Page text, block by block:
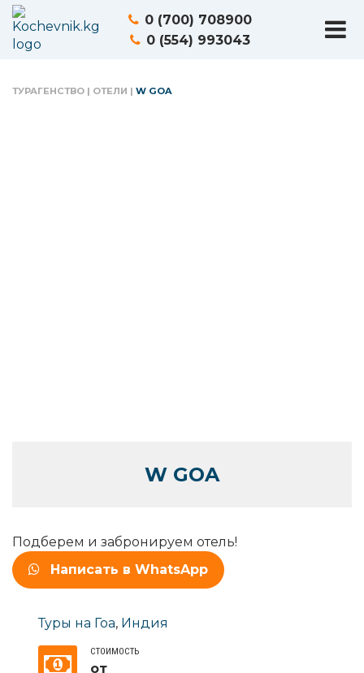
0 (700) 708900
0 (554) 993043
ТУРАГЕНСТВО | ОТЕЛИ | W GOA
W GOA
Подберем и забронируем отель!
Написать в WhatsApp
Туры на Гоа, Индия
СТОИМОСТЬ
от